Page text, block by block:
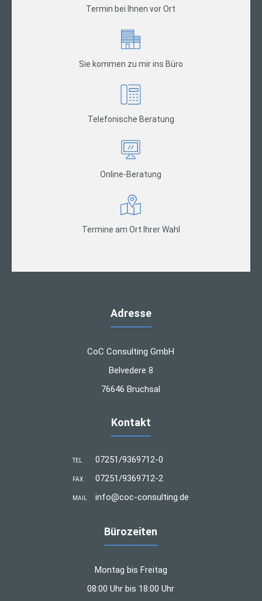
Termin bei Ihnen vor Ort
Sie kommen zu mir ins Büro
Telefonische Beratung
Online-Beratung
Termine am Ort Ihrer Wahl
Adresse
CoC Consulting GmbH
Belvedere 8
76646 Bruchsal
Kontakt
TEL 07251/9369712-0
FAX 07251/9369712-2
MAIL info@coc-consulting.de
Bürozeiten
Montag bis Freitag
08:00 Uhr bis 18:00 Uhr